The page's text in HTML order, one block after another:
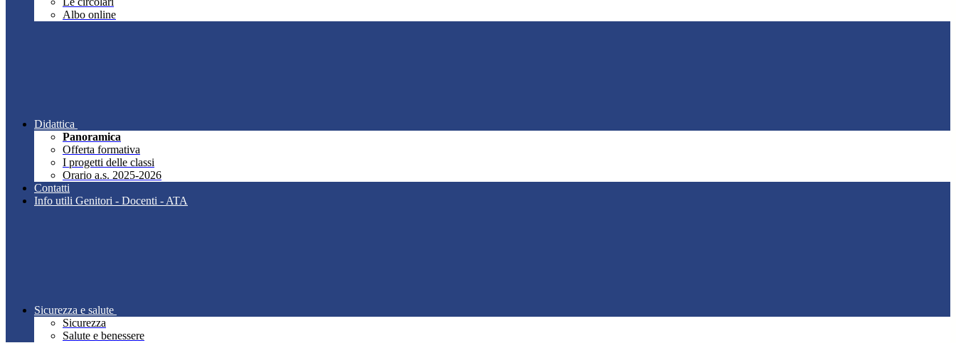
Albo online
Didattica
Panoramica
Offerta formativa
I progetti delle classi
Orario a.s. 2025-2026
Contatti
Info utili Genitori - Docenti - ATA
Sicurezza e salute
Sicurezza
Salute e benessere